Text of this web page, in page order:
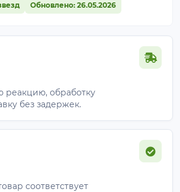
Обновлено: 26.05.2026
реакцию, обработку
без задержек.
соответствует